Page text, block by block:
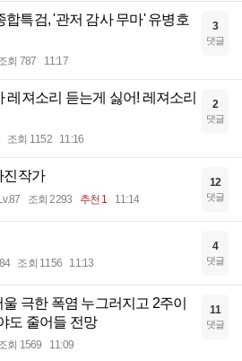
합특검, '관저 감사 무마' 유병호
회 787 11:17
3
댓글
레져소리 듣는게 싫어! 레져소리
조회 1152 11:16
2
댓글
진작가
Lv.87 조회 2293 추천 1 11:14
12
댓글
조회 1156 11:13
4
댓글
극한 폭염 누그러지고 2주이
도 줄어들 전망
회 1569 11:09
11
댓글